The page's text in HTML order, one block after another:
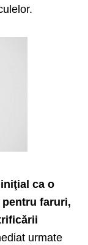
ca o
faruri,
urmate